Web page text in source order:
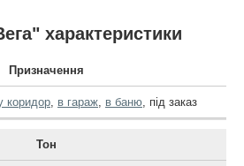
характеристики
Призначення
коридор, в гараж, в баню, під заказ
Тон